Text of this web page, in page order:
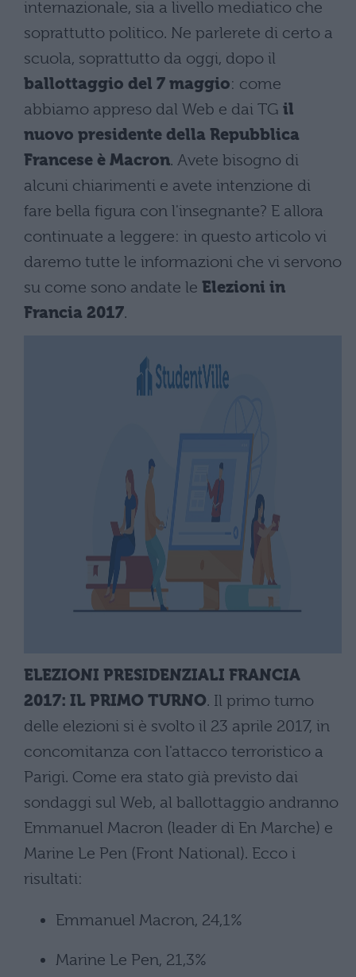
internazionale, sia a livello mediatico che
soprattutto politico. Ne parlerete di certo a
scuola, soprattutto da oggi, dopo il
ballottaggio del 7 maggio: come
abbiamo appreso dal Web e dai TG il
nuovo presidente della Repubblica
Francese è Macron. Avete bisogno di
alcuni chiarimenti e avete intenzione di
fare bella figura con l'insegnante? E allora
continuate a leggere: in questo articolo vi
daremo tutte le informazioni che vi servono
su come sono andate le Elezioni in
Francia 2017.
ELEZIONI PRESIDENZIALI FRANCIA
2017: IL PRIMO TURNO. Il primo turno
delle elezioni si è svolto il 23 aprile 2017, in
concomitanza con l'attacco terroristico a
Parigi. Come era stato già previsto dai
sondaggi sul Web, al ballottaggio andranno
Emmanuel Macron (leader di En Marche) e
Marine Le Pen (Front National). Ecco i
risultati:
Emmanuel Macron, 24,1%
Marine Le Pen, 21,3%